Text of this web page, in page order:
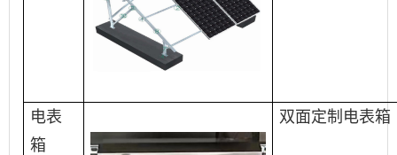
电表
箱
双面定制电表箱